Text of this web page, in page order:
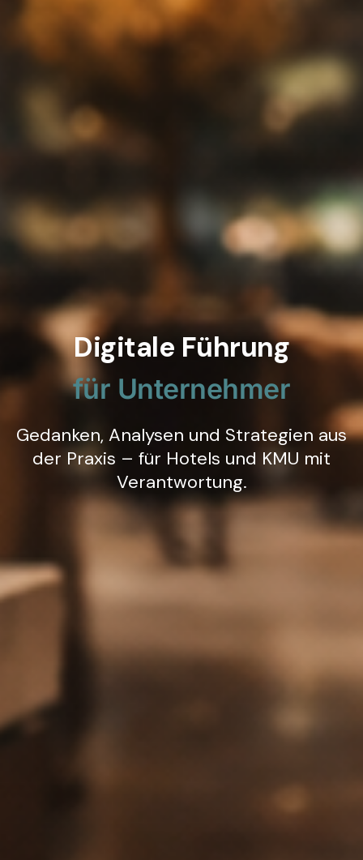
Digitale Führung
für Unternehmer
Gedanken, Analysen und Strategien aus
der Praxis – für Hotels und KMU mit
Verantwortung.